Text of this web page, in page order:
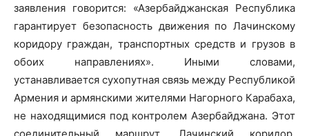
заявления говорится: «Азербайджанская Республика
гарантирует безопасность движения по Лачинскому
коридору граждан, транспортных средств и грузов в
обоих направлениях». Иными словами,
устанавливается сухопутная связь между Республикой
Армения и армянскими жителями Нагорного Карабаха,
не находящимися под контролем Азербайджана. Этот